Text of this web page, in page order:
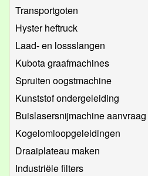
Transportgoten
Hyster heftruck
Laad- en lossslangen
Kubota graafmachines
Spruiten oogstmachine
Kunststof ondergeleiding
Buislasersnijmachine aanvraag
Kogelomloopgeleidingen
Draaiplateau maken
Industriële filters